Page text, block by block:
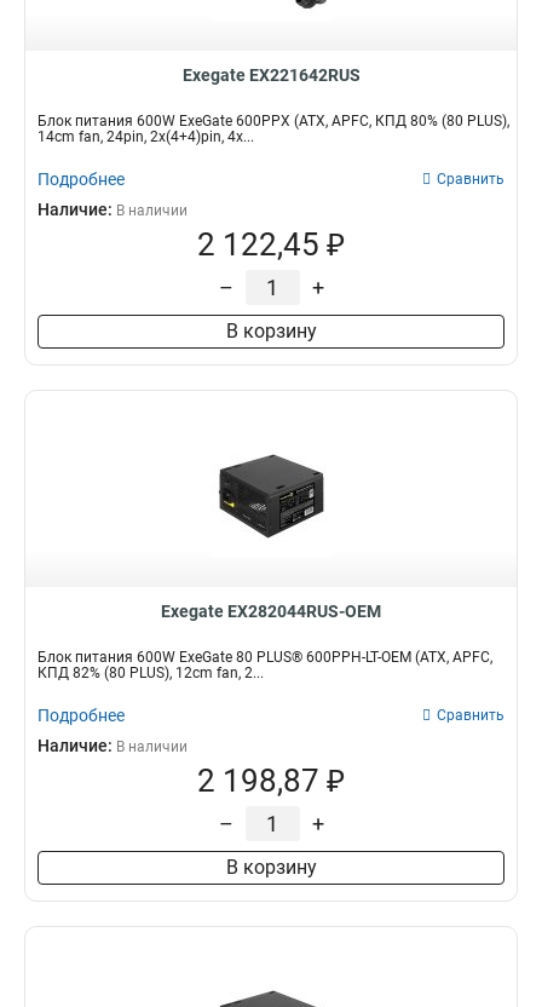
Exegate EX221642RUS
Блок питания 600W ExeGate 600PPX (ATX, APFC, КПД 80% (80 PLUS),
14cm fan, 24pin, 2x(4+4)pin, 4x...
Подробнее Сравнить
Наличие: В наличии
2 122,45 ₽
– +
В корзину
Exegate EX282044RUS-OEM
Блок питания 600W ExeGate 80 PLUS® 600PPH-LT-OEM (ATX, APFC,
КПД 82% (80 PLUS), 12cm fan, 2...
Подробнее Сравнить
Наличие: В наличии
2 198,87 ₽
– +
В корзину